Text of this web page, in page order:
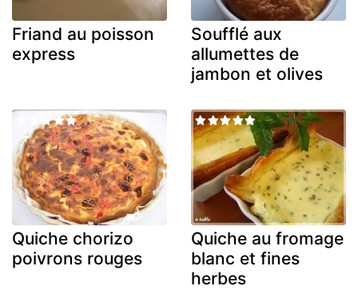
Friand au poisson
express
Soufflé aux
allumettes de
jambon et olives
Quiche chorizo
poivrons rouges
Quiche au fromage
blanc et fines
herbes